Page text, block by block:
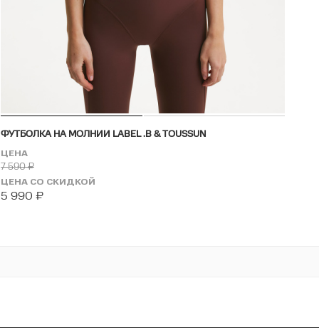
ФУТБОЛКА НА МОЛНИИ LABEL .B & TOUSSUN
ЦЕНА
7 590₽
ЦЕНА СО СКИДКОЙ
5 990 ₽